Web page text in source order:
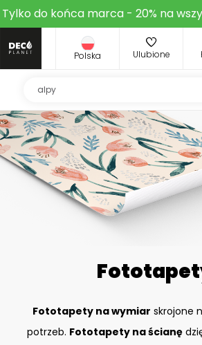
Tylko do końca marca - 20% na
Polska Ulubione
Fototapety na wymiar skrojone
potrzeb. Fototapety na ścianę